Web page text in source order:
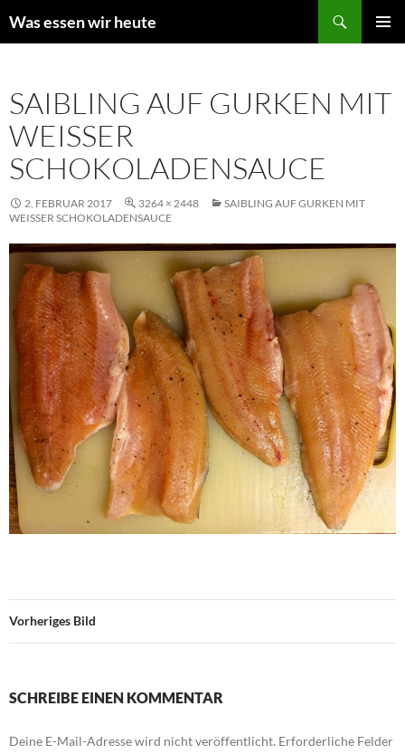
Inhalt
Was essen wir heute
SAIBLING AUF GURKEN MIT
WEISSER S
CHOKOLADENSAUCE
2. FEBRUAR 2017 3264 × 2448
SAIBLING AUF GURKEN MIT
WEISSER SCHOKOLADENSAUCE
Vorheriges Bild
SCHREIBE EINEN KOMMENTAR
Deine E-Mail-Adresse wird nicht veröffentlicht. Erforderliche Felder